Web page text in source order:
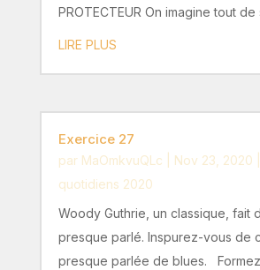
PROTECTEUR On imagine tout de
LIRE PLUS
Exercice 27
par MaOmkvuQLc Nov 23, 2020
quotidiens 2020
Woody Guthrie, un classique, fait
presque parlé. Inspurez-vous de
presque parlée de blues.